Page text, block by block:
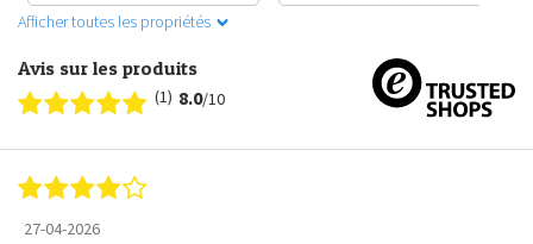
Afficher toutes les propriétés
Avis sur les produits
(1) 8.0/10
27-04-2026